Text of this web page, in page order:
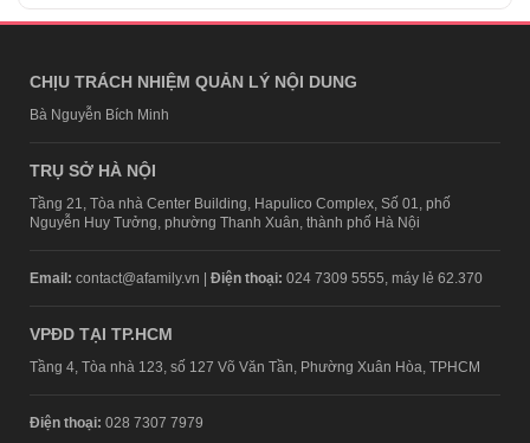
CHỊU TRÁCH NHIỆM QUẢN LÝ NỘI DUNG
Bà Nguyễn Bích Minh
TRỤ SỞ HÀ NỘI
Tầng 21, Tòa nhà Center Building, Hapulico Complex, Số 01, phố
Nguyễn Huy Tưởng, phường Thanh Xuân, thành phố Hà Nội
Email: contact@afamily.vn | Điện thoại: 024 7309 5555, máy lẻ 62.370
VPĐD TẠI TP.HCM
Tầng 4, Tòa nhà 123, số 127 Võ Văn Tần, Phường Xuân Hòa, TPHCM
Điện thoại: 028 7307 7979